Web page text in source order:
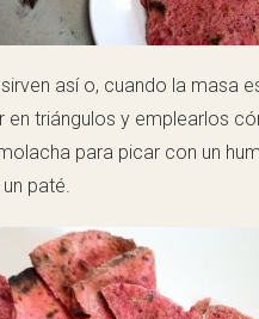
así o, cuando la masa
en triángulos y emplearlos
para picar con un
paté.